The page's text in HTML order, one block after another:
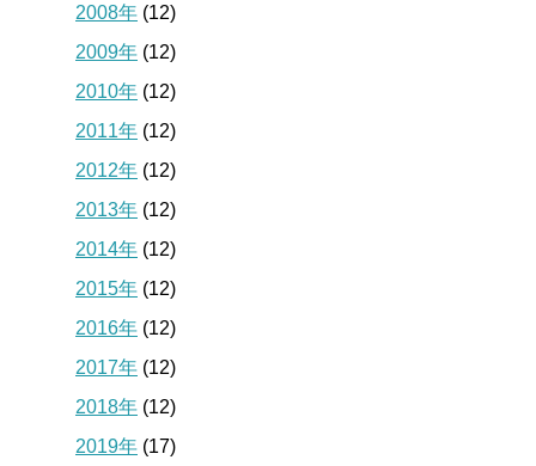
2008年 (12)
2009年 (12)
2010年 (12)
2011年 (12)
2012年 (12)
2013年 (12)
2014年 (12)
2015年 (12)
2016年 (12)
2017年 (12)
2018年 (12)
2019年 (17)